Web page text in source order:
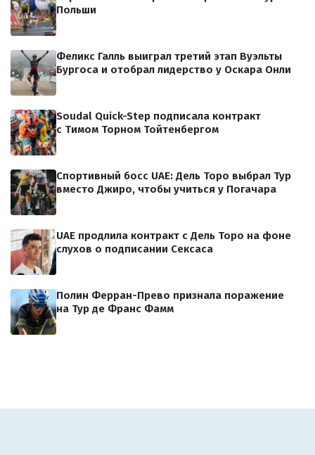
Польши
Феликс Галль выиграл третий этап Вуэльты
Бургоса и отобрал лидерство у Оскара Онли
Soudal Quick-Step подписала контракт
с Тимом Торном Тойтенбергом
Спортивный босс UAE: Дель Торо выбрал Тур
вместо Джиро, чтобы учиться у Погачара
UAE продлила контракт с Дель Торо на фоне
слухов о подписании Сексаса
Полин Ферран-Прево признала поражение
на Тур де Франс Фамм